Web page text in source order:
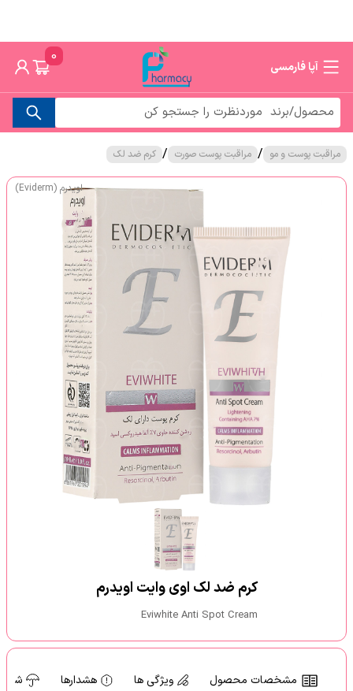
آپا فارمسی
0
مراقبت پوست و مو / مراقبت پوست صورت / کرم ضد لک
اویدرم (Eviderm)
کرم ضد لک اوی وایت اویدرم
Eviwhite Anti Spot Cream
مشخصات محصول ویژگی ها هشدارها